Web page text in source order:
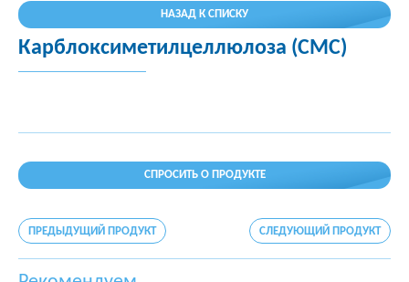
НАЗАД К СПИСКУ
Карблоксиметилцеллюлоза (CMC)
СПРОСИТЬ О ПРОДУКТЕ
ПРЕДЫДУЩИЙ ПРОДУКТ СЛЕДУЮЩИЙ ПРОДУКТ